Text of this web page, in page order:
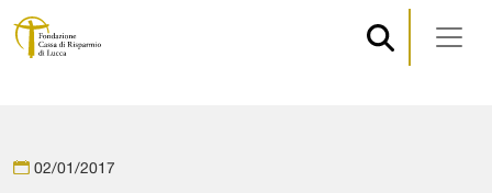
Navigazione principale
02/01/2017